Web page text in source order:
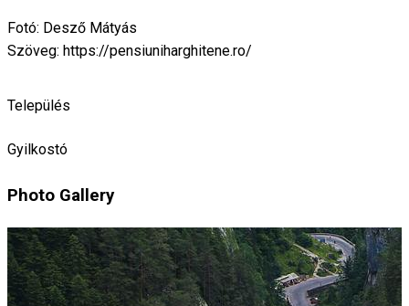
Fotó: Desző Mátyás
Szöveg: https://pensiuniharghitene.ro/
Település
Gyilkostó
Photo Gallery